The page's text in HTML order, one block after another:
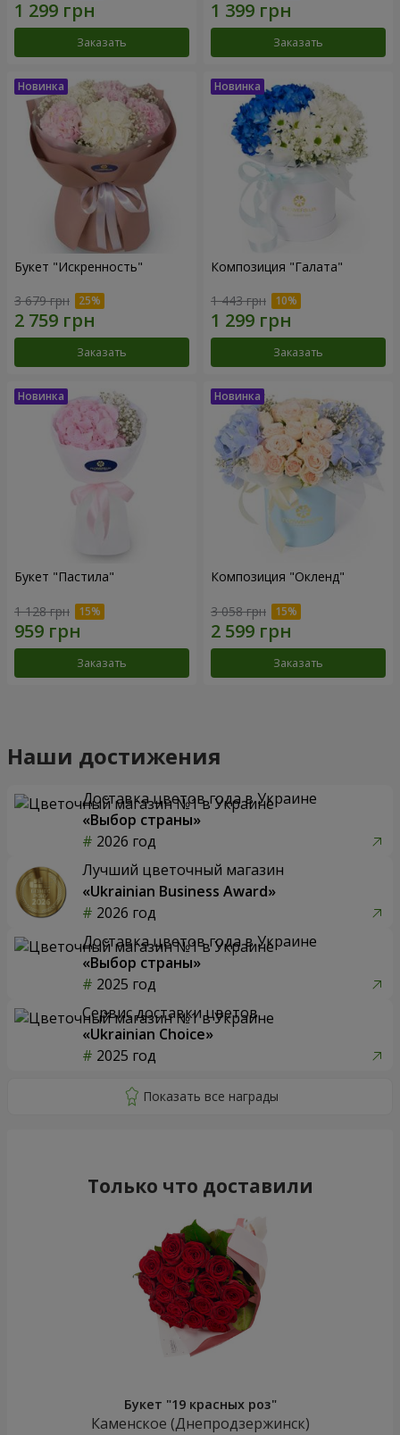
Заказать Заказать
Букет "Искренность"
3 679 грн
Заказать
Композиция "Галата"
1 443 грн
Заказать
Букет "Пастила"
1 128 грн
Заказать
Композиция "Окленд"
3 058 грн
Заказать
Наши достижения
Доставка цветов года в Украине
«Выбор страны»
2026 год
Лучший цветочный магазин
«Ukrainian Business Award»
2026 год
Доставка цветов года в Украине
«Выбор страны»
2025 год
Сервис доставки цветов
«Ukrainian Choice»
2025 год
Только что доставили
Букет "19 красных роз"
Каменское (Днепродзержинск)